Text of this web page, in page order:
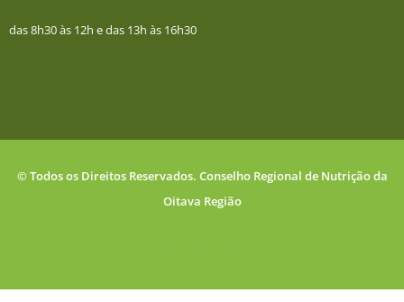
das 8h30 às 12h e das 13h às 16h30
© Todos os Direitos Reservados. Conselho Regional de Nutrição da
Oitava Região